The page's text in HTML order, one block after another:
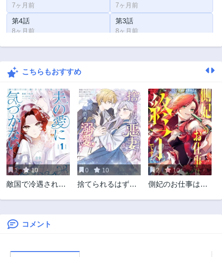
7ヶ月前 7ヶ月前
第4話
8ヶ月前
第3話
8ヶ月前
第2話 第1話
第0話こちらもおすすめ
1 10
敵国で冷遇された
0 10
捨てられるはずの
います
2 10
側妃のお仕事は終
コメント